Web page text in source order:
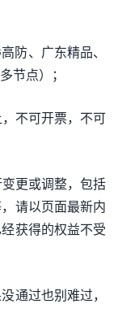
防、广东精品、
节点）；
不可开票，不可
更或调整，包括
请以页面最新内
获得的权益不受
通过也别难过，